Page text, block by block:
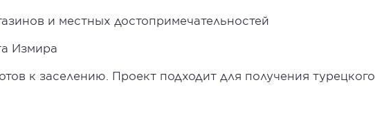
и местных достопримечательностей
Измира
к заселению. Проект подходит для получения турецкого